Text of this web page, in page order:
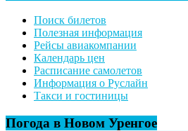
Поиск билетов
Полезная информация
Рейсы авиакомпании
Календарь цен
Расписание самолетов
Информация о Руслайн
Такси и гостиницы
Погода в Новом Уренгое